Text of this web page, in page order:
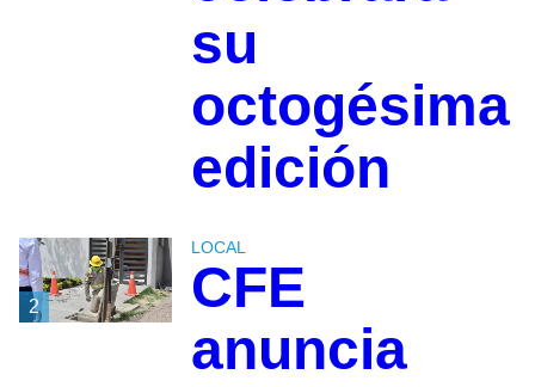
su
octogésima
edición
2
LOCAL
CFE
anuncia